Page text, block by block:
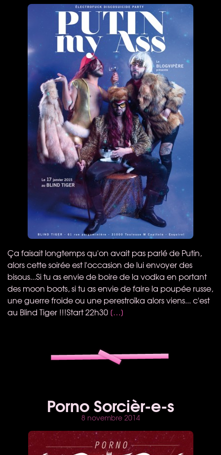
Ça faisait longtemps qu'on avait pas parlé de Putin,
alors cette soirée est l'occasion de lui envoyer des
bisous...Si tu as envie de boire de la vodka en portant
des moon boots, si tu as envie de faire la poupée russe,
une guerre froide ou une perestroïka alors viens... c'est
au Blind Tiger !!!Start 22h30 […]
Porno Sorcièr-e-s
8 novembre 2014